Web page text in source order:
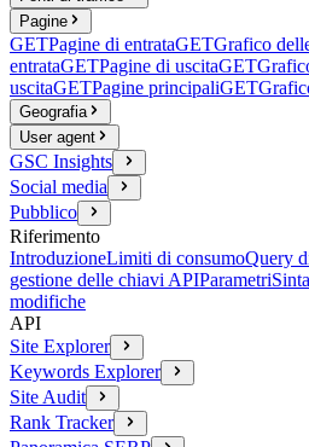
Pagine
GETPagine di entrataGETGrafico
entrataGETPagine di uscitaGET
uscitaGETPagine principaliGET
Geografia
User agent
GSC Insights
Social media
Pubblico
Riferimento
IntroduzioneLimiti di consumoQuery
gestione delle chiavi APIParametri
modifiche
API
Site Explorer
Keywords Explorer
Site Audit
Rank Tracker